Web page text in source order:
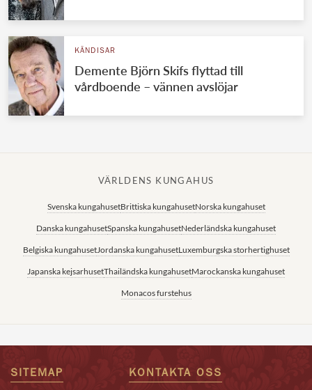
KÄNDISAR
Demente Björn Skifs flyttad till
vårdboende – vännen avslöjar
VÄRLDENS KUNGAHUS
Svenska kungahusetBrittiska kungahusetNorska kungahuset
Danska kungahusetSpanska kungahusetNederländska kungahuset
Belgiska kungahusetJordanska kungahusetLuxemburgska storhertighuset
Japanska kejsarhusetThailändska kungahusetMarockanska kungahuset
Monacos furstehus
SITEMAP KONTAKTA OSS